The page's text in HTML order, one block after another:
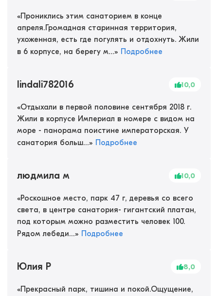
«Прониклись этим санаторием в конце
апреля.Громадная старинная территория,
ухоженная, есть где погулять и отдохнуть. Жили
в 6 корпусе, на берегу м...» Подробнее
lindali782016 10,0
«Отдыхали в первой половине сентября 2018 г.
Жили в корпусе Империал в номере с видом на
море - панорама поистине императорская. У
санатория больш...» Подробнее
людмила м 10,0
«Роскошное место, парк 47 г, деревья со всего
света, в центре санатория- гигантский платан,
под которым можно разместить человек 100.
Рядом лебеди...» Подробнее
Юлия Р 8,0
«Прекрасный парк, тишина и покой.Ощущение,